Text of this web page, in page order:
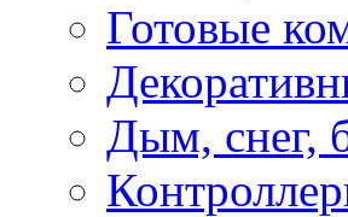
Готовые
Дым, снег,